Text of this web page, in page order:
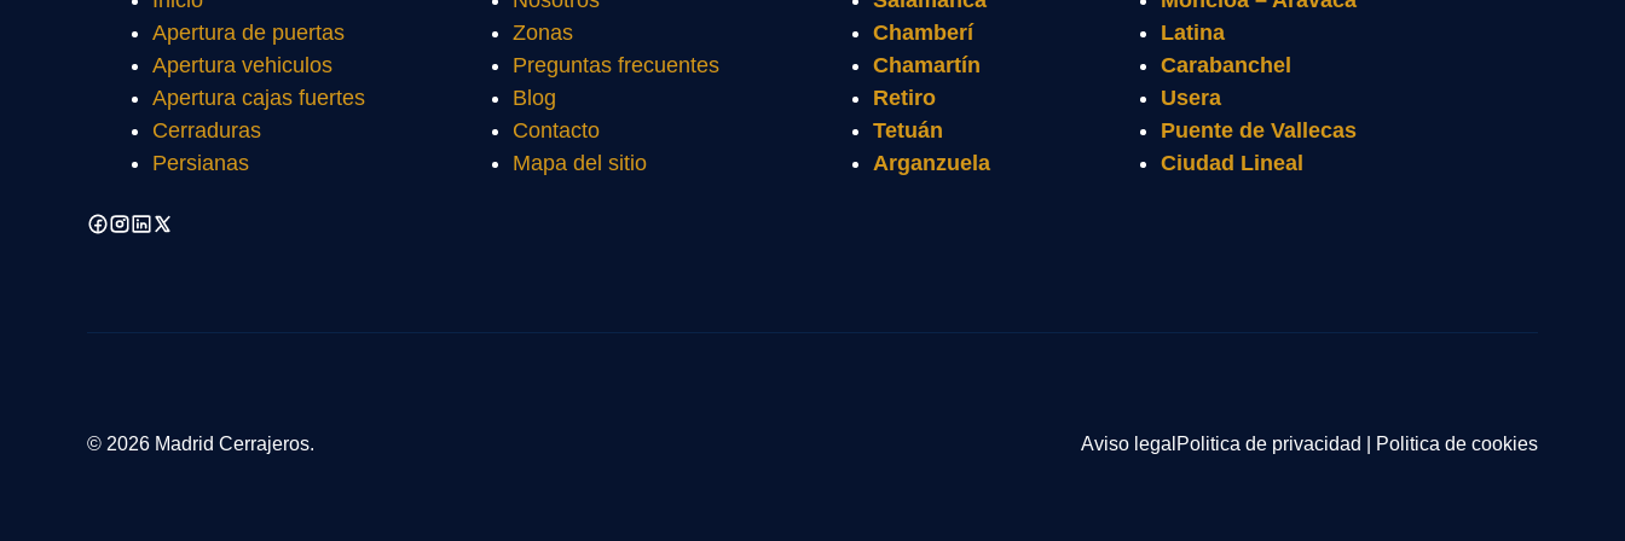
Apertura de puertas
Apertura vehiculos
Apertura cajas fuertes
Cerraduras
Persianas
Zonas
Preguntas frecuentes
Blog
Contacto
Mapa del sitio
Chamberí
Chamartín
Retiro
Tetuán
Arganzuela
Latina
Carabanchel
Usera
Puente de Vallecas
Ciudad Lineal
© 2026 Madrid Cerrajeros. Aviso legal Politica de privacidad Politica de cookies